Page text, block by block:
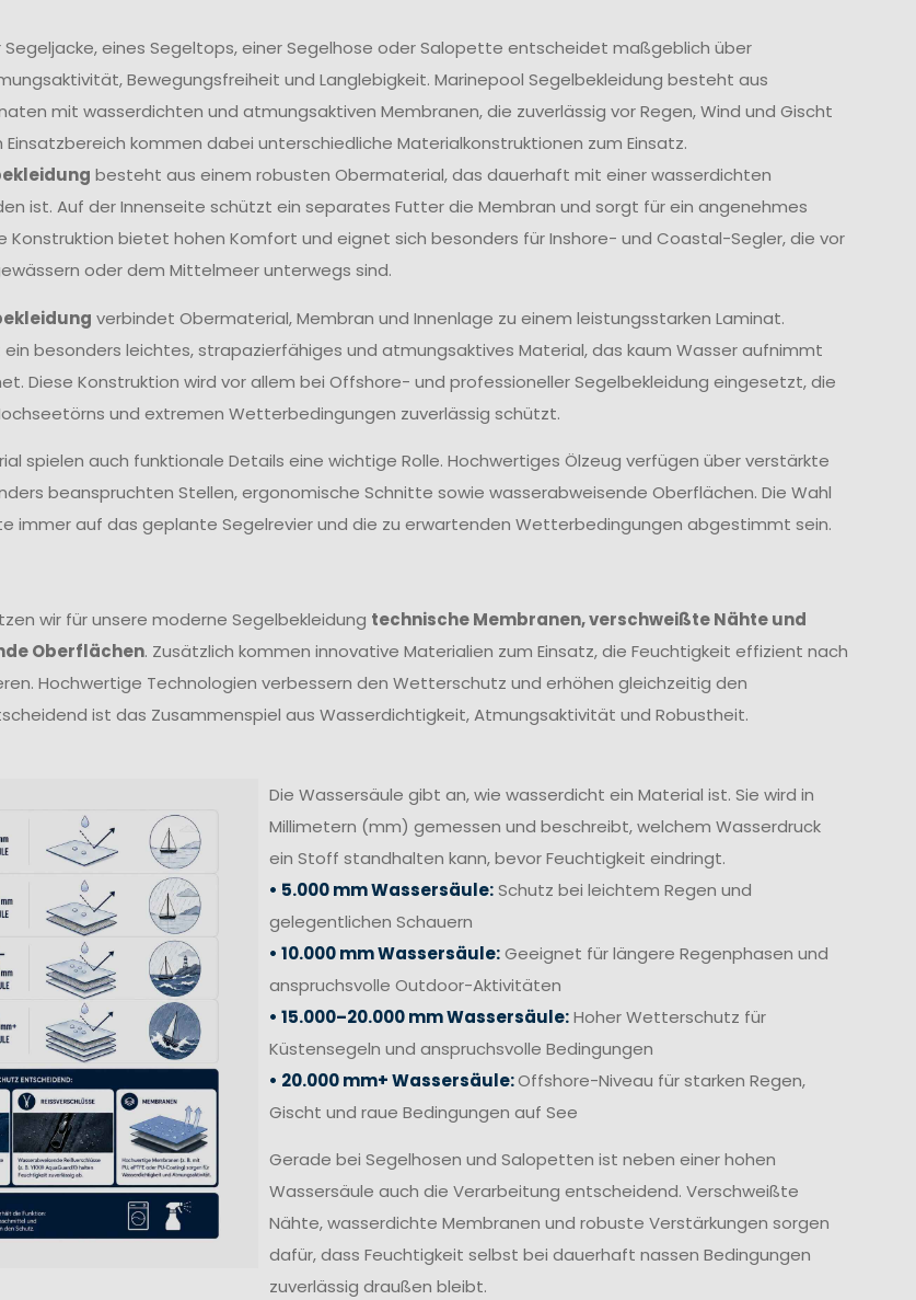
Segeljacke, eines Segeltops, einer Segelhose oder Salopette entscheidet maßgeblich über
Bewegungsfreiheit und Langlebigkeit. Marinepool Segelbekleidung besteht aus
mit wasserdichten und atmungsaktiven Membranen, die zuverlässig vor Regen, Wind und Gischt
Einsatzbereich kommen dabei unterschiedliche Materialkonstruktionen zum Einsatz.
besteht aus einem robusten Obermaterial, das dauerhaft mit einer wasserdichten
ist. Auf der Innenseite schützt ein separates Futter die Membran und sorgt für ein angenehmes
Konstruktion bietet hohen Komfort und eignet sich besonders für Inshore- und Coastal-Segler, die vor
oder dem Mittelmeer unterwegs sind.
verbindet Obermaterial, Membran und Innenlage zu einem leistungsstarken Laminat.
besonders leichtes, strapazierfähiges und atmungsaktives Material, das kaum Wasser aufnimmt
Diese Konstruktion wird vor allem bei Offshore- und professioneller Segelbekleidung eingesetzt, die
und extremen Wetterbedingungen zuverlässig schützt.
spielen auch funktionale Details eine wichtige Rolle. Hochwertiges Ölzeug verfügen über verstärkte
beanspruchten Stellen, ergonomische Schnitte sowie wasserabweisende Oberflächen. Die Wahl
immer auf das geplante Segelrevier und die zu erwartenden Wetterbedingungen abgestimmt sein.
wir für unsere moderne Segelbekleidung technische Membranen, verschweißte Nähte und
Oberflächen. Zusätzlich kommen innovative Materialien zum Einsatz, die Feuchtigkeit effizient nach
Hochwertige Technologien verbessern den Wetterschutz und erhöhen gleichzeitig den
ist das Zusammenspiel aus Wasserdichtigkeit, Atmungsaktivität und Robustheit.
Die Wassersäule gibt an, wie wasserdicht ein Material ist. Sie wird in
Millimetern (mm) gemessen und beschreibt, welchem Wasserdruck
ein Stoff standhalten kann, bevor Feuchtigkeit eindringt.
• 5.000 mm Wassersäule:Schutz bei leichtem Regen und
gelegentlichen Schauern
• 10.000 mm Wassersäule:Geeignet für längere Regenphasen und
anspruchsvolle Outdoor-Aktivitäten
• 15.000–20.000 mm Wassersäule:Hoher Wetterschutz für
Küstensegeln und anspruchsvolle Bedingungen
• 20.000 mm+ Wassersäule:Offshore-Niveau für starken Regen,
Gischt und raue Bedingungen auf See
Gerade bei Segelhosen und Salopetten ist neben einer hohen
Wassersäule auch die Verarbeitung entscheidend. Verschweißte
Nähte, wasserdichte Membranen und robuste Verstärkungen sorgen
dafür, dass Feuchtigkeit selbst bei dauerhaft nassen Bedingungen
zuverlässig draußen bleibt.